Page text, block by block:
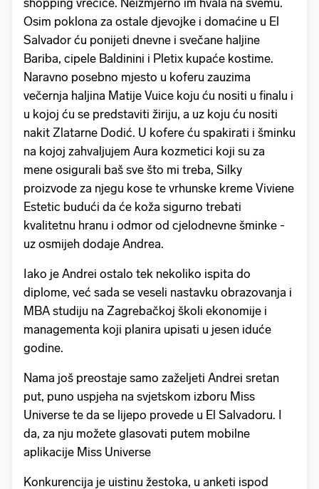
shopping vrećice. Neizmjerno im hvala na svemu.
Osim poklona za ostale djevojke i domaćine u El
Salvador ću ponijeti dnevne i svečane haljine
Bariba, cipele Baldinini i Pletix kupaće kostime.
Naravno posebno mjesto u koferu zauzima
večernja haljina Matije Vuice koju ću nositi u finalu i
u kojoj ću se predstaviti žiriju, a uz koju ću nositi
nakit Zlatarne Dodić. U kofere ću spakirati i šminku
na kojoj zahvaljujem Aura kozmetici koji su za
mene osigurali baš sve što mi treba, Silky
proizvode za njegu kose te vrhunske kreme Viviene
Estetic budući da će koža sigurno trebati
kvalitetnu hranu i odmor od cjelodnevne šminke -
uz osmijeh dodaje Andrea.
Iako je Andrei ostalo tek nekoliko ispita do
diplome, već sada se veseli nastavku obrazovanja i
MBA studiju na Zagrebačkoj školi ekonomije i
managementa koji planira upisati u jesen iduće
godine.
Nama još preostaje samo zaželjeti Andrei sretan
put, puno uspjeha na svjetskom izboru Miss
Universe te da se lijepo provede u El Salvadoru. I
da, za nju možete glasovati putem mobilne
aplikacije Miss Universe
Konkurencija je uistinu žestoka, u anketi ispod